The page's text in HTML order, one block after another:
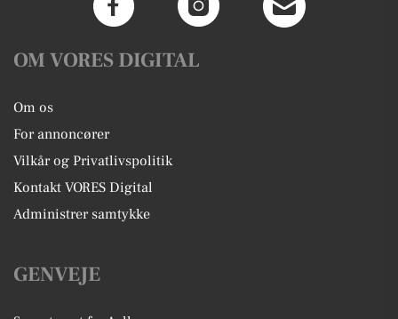
OM VORES DIGITAL
Om os
For annoncører
Vilkår og Privatlivspolitik
Kontakt VORES Digital
Administrer samtykke
GENVEJE